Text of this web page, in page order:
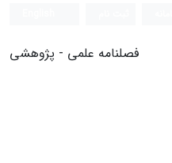
فصلنامه علمی - پژوهشی